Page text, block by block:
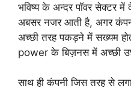
भविष्य के अन्दर पॉवर सेक्टर में
अबसर नजर आती है, अगर
अच्छी तरह पकड़ने में सख्यम
power के बिज़नस में अच्छी
साथ ही कंपनी जिस तरह से